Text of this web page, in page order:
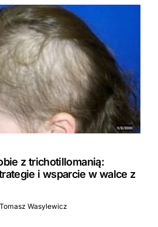
z trichotillomanią:
i wsparcie w walce z
Tomasz Wasylewicz